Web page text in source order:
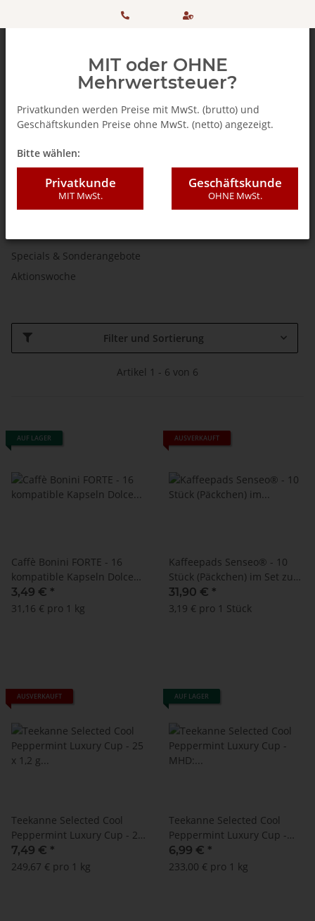
+ 49
506 98
einkaufen
SSL
Home
Specials & Sonderangebote
Aktionswoche
Filter und Sortierung
Artikel 1 - 6 von 6
AUF LAGER
Caffè Bonini FORTE - 16
kompatible Kapseln Dolce
Gusto® - MHD: 23.01.2024
!!!
3,49 € *
31,16 € pro 1 kg
AUSVERKAUFT
Kaffeepads Senseo® - 10
Stück (Päckchen) im Set zur
Auswahl
31,90 € *
3,19 € pro 1 Stück
AUSVERKAUFT
Teekanne Selected Cool
Peppermint Luxury Cup - 25
x 1,2 g (neue
Verpackungsgröße)
7,49 € *
249,67 € pro 1 kg
AUF LAGER
Teekanne Selected Cool
Peppermint Luxury Cup -
MHD: 30.11.2024 !! (25 x 1,2
g)
6,99 € *
233,00 € pro 1 kg
MIT oder OHNE
Mehrwertsteuer?
Privatkunden werden Preise mit MwSt. (brutto) und
Geschäftskunden Preise ohne MwSt. (netto) angezeigt.
Bitte wählen:
Privatkunde
MIT MwSt.
Geschäftskunde
OHNE MwSt.